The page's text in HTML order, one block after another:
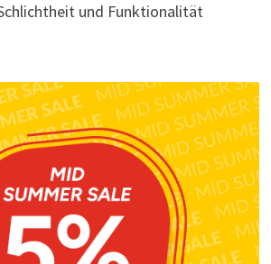
und Funktionalität